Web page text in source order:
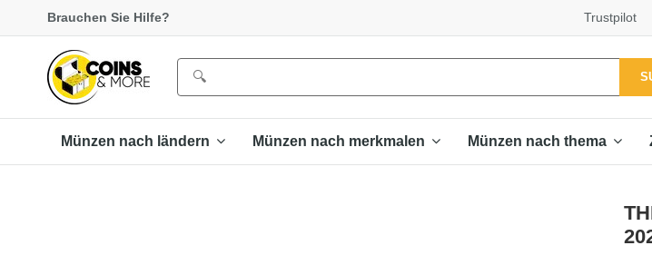
Brauchen Sie Hilfe? Trustpilot
Münzen nach ländern Münzen nach merkmalen Münzen nach thema